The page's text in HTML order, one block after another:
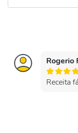
Rogerio
Receita